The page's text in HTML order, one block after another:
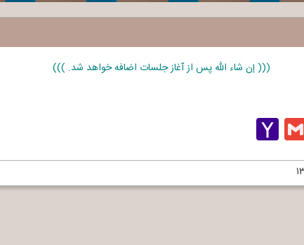
((( إن شاء الله پس از آغاز جلسات اضافه خواهد شد. )))
Gmail
Mail